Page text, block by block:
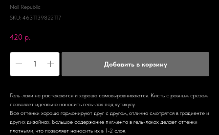
Nail Republic
SKU: 4631139822117
420 р.
Добавить в корзину
Гель-лаки не растекаются и хорошо самовыравниваются. Кисть с ровным срезом
позволяет идеально наносить гель-лак под кутикулу.
Все оттенки хорошо гармонируют друг с другом, отлично смотрятся в градиенте и
других дизайнах. Большое содержание пигмента в гель-лаках делает оттенки
плотными, что позволяет наносить их в 1-2 слоя.